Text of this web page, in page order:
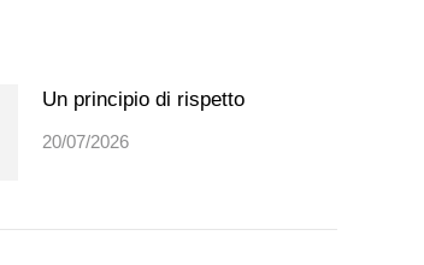
Un principio di rispetto
20/07/2026